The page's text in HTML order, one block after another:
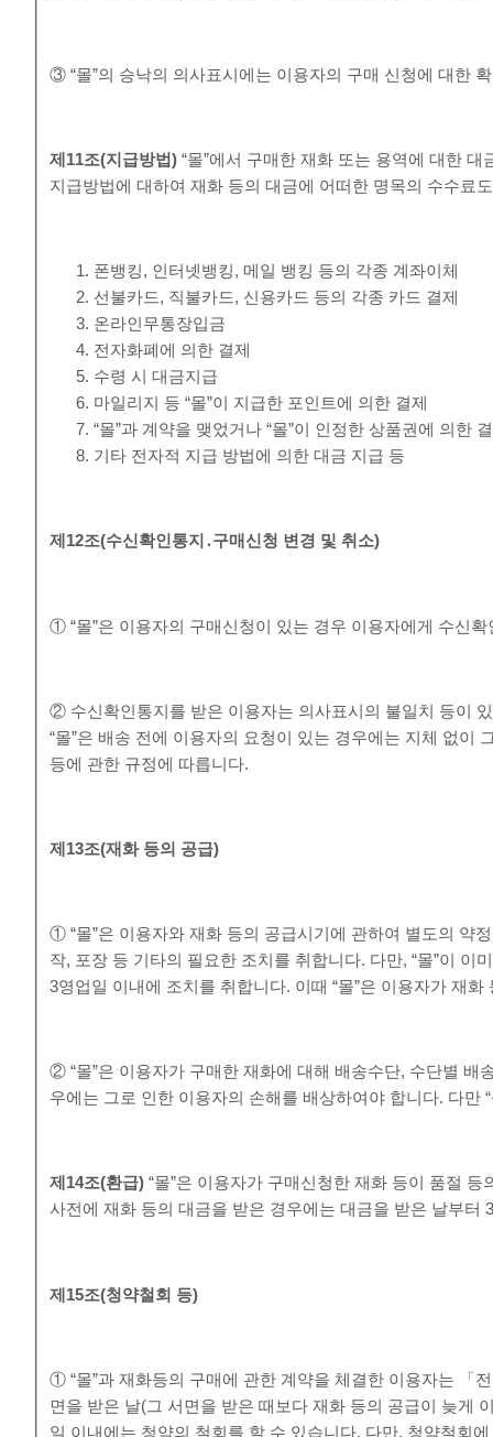
③ “몰”의 승낙의 의사표시에는 이용자의 구매 신청에 대한
제 11조(지급방법)“몰”에서 구매한 재화 또는 용역에 대한
지급방법에 대하여 재화 등의 대금에 어떠한 명목의 수수료
폰뱅킹, 인터넷뱅킹, 메일 뱅킹 등의 각종 계좌이체
선불카드, 직불카드, 신용카드 등의 각종 카드 결제
온라인무통장입금
전자화폐에 의한 결제
수령 시 대금지급
마일리지 등 “몰”이 지급한 포인트에 의한 결제
“몰”과 계약을 맺었거나 “몰”이 인정한 상품권에 의한
기타 전자적 지급 방법에 의한 대금 지급 등
제 12조(수신확인통지 ․구매신청 변경 및 취소)
① “몰”은 이용자의 구매신청이 있는 경우 이용자에게 수신
② 수신확인통지를 받은 이용자는 의사표시의 불일치 등이
“몰”은 배송 전에 이용자의 요청이 있는 경우에는 지체 없
등에 관한 규정에 따릅니다.
제 13조(재화 등의 공급)
① “몰”은 이용자와 재화 등의 공급시기에 관하여 별도의 약
작, 포장 등 기타의 필요한 조치를 취합니다. 다만, “몰”이
3영업일 이내에 조치를 취합니다. 이때 “몰”은 이용자가 재
② “몰”은 이용자가 구매한 재화에 대해 배송수단, 수단별 배
우에는 그로 인한 이용자의 손해를 배상하여야 합니다. 다만
제 14조(환급)“몰”은 이용자가 구매신청한 재화 등이 품절
사전에 재화 등의 대금을 받은 경우에는 대금을 받은 날부
제15조(청약철회 등)
① “몰”과 재화등의 구매에 관한 계약을 체결한 이용자는 「
면을 받은 날(그 서면을 받은 때보다 재화 등의 공급이 늦게
일 이내에는 청약의 철회를 할 수 있습니다. 다만, 청약철회